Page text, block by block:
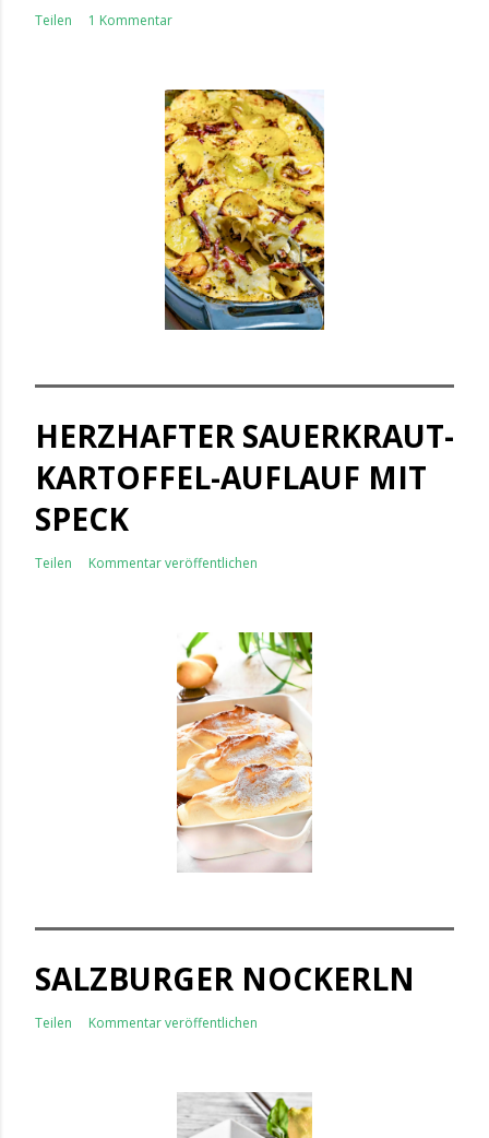
Teilen 1 Kommentar
HERZHAFTER SAUERKRAUT-
KARTOFFEL-AUFLAUF MIT
SPECK
Teilen Kommentar veröffentlichen
SALZBURGER NOCKERLN
Teilen Kommentar veröffentlichen